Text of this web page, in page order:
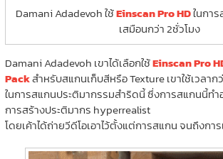
Damani Adadevoh ใช้Einscan Pro HDในกา
เสมือนกว่า 2ชั่วโมง
Damani Adadevoh เขาได้เลือกใช้Einscan Pro
Packสำหรับสแกนเก็บสีหรือ Texture เขาใช้เวลาก
ในการสแกนประติมากรรมสำริดนี้ ซึ่งการสแกนนี้ท
การสร้างประติมากร hyperrealist
โดยเค้าได้ถ่ายวีดีโอเอาไว้ตั้งแต่การสแกน จนถึงกา